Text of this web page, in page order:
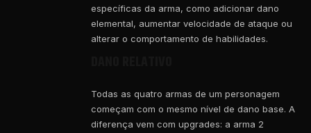
específicas da arma, como adicionar dano
elemental, aumentar velocidade de ataque ou
alterar o comportamento de habilidades.
Todas as quatro armas de um personagem
começam com o mesmo nível de dano base. A
diferença vem com upgrades: a arma 2